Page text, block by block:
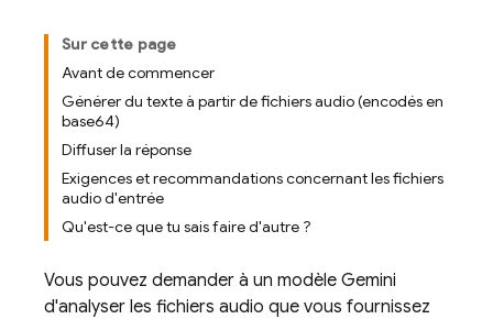
Sur cette page
Avant de commencer
Générer du texte à partir de fichiers audio (encodés en
base64)
Diffuser la réponse
Exigences et recommandations concernant les fichiers
audio d'entrée
Qu'est-ce que tu sais faire d'autre ?
Vous pouvez demander à un modèle Gemini
d'analyser les fichiers audio que vous fournissez